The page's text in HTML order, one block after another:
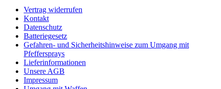
Vertrag widerrufen
Kontakt
Datenschutz
Batteriegesetz
Gefahren- und Sicherheitshinweise zum Umgang mit
Pfeffersprays
Lieferinformationen
Unsere AGB
Impressum